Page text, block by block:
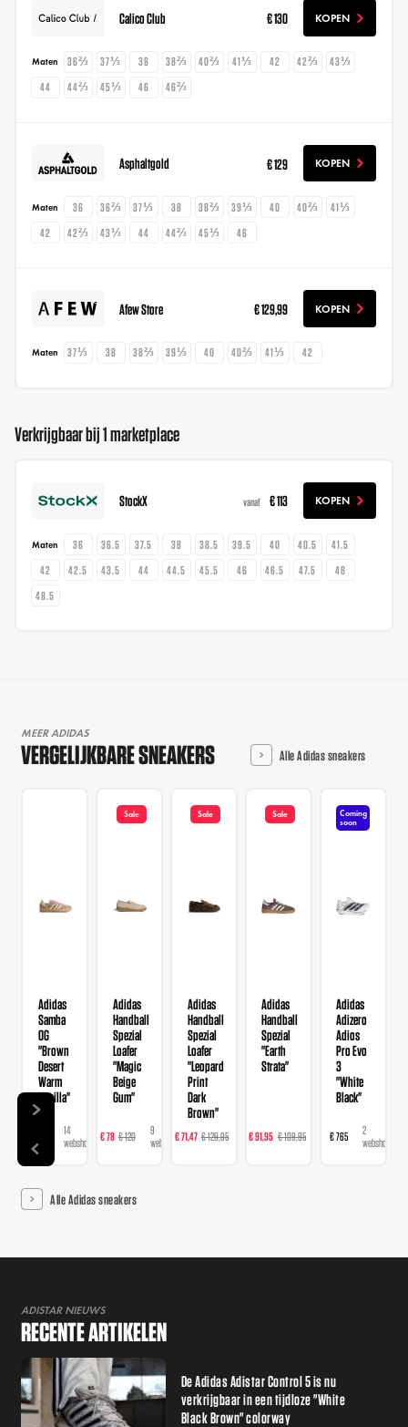
Calico Club € 130 KOPEN
Maten 36⅔ 37⅓ 38 38⅔ 40⅔ 41⅓ 42 42⅔
43⅓
44
44⅔ 45⅓ 46 46⅔
Asphaltgold € 129 KOPEN
Maten 36 36⅔ 37⅓ 38 38⅔ 39⅓ 40 40⅔
41⅓
42
42⅔ 43⅓ 44 44⅔ 45⅓ 46
Afew Store € 129,99 KOPEN
Maten 37⅓ 38 38⅔ 39⅓ 40 40⅔ 41⅓ 42
Verkrijgbaar bij 1 marketplace
StockX vanaf € 113 KOPEN
Maten 36 36.5 37.5 38 38.5 39.5 40 40.5
41.5
42
42.5 43.5 44 44.5 45.5 46 46.5 47.5
48
48.5
MEER ADIDAS
VERGELIJKBARE SNEAKERS Alle Adidas sneakers
Adidas
Samba
OG
"Brown
Desert
Warm
Vanilla"
14
webshops
Sale
Adidas
Handball
Spezial
Loafer
"Magic
Beige
Gum"
€ 78 € 120
9
webshops
Sale
Adidas
Handball
Spezial
Loafer
"Leopard
Print
Dark
Brown"
€ 71,47 € 129,95
16
webshops
Sale
Adidas
Handball
Spezial
"Earth
Strata"
€ 91,95 € 109,95
webshops
Coming
soon
Adidas
Adizero
Adios
Pro Evo
3
"White
Black"
€ 765
2
webshops
Alle Adidas sneakers
ADISTAR NIEUWS
RECENTE ARTIKELEN
De Adidas Adistar Control 5 is nu
verkrijgbaar in een tijdloze "White
Black Brown" colorway